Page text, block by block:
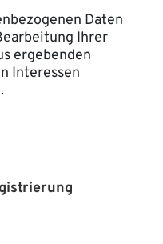
Daten
Ihrer
ergebenden
Interessen